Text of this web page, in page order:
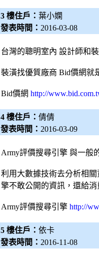
3 樓住戶： 葉小嫻
發表時間： 2016-03-08
台灣的聰明室內 設計師和
裝潢找優質廠商 Bid價網就
Bid價網 http://
4 樓住戶： 倩倩
發表時間： 2016-03-09
Army評價搜尋引擎與一般
利用大數據技術去分析相
擎不敢公開的資訊，還給
Army評價搜尋引擎 http://
5 樓住戶： 依卡
發表時間： 2016-11-08